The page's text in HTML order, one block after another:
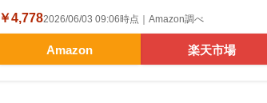
￥4,7782026/06/03 09:06時点｜Amazon調べ
Amazon 楽天市場